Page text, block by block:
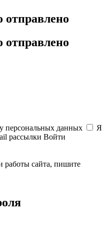
персональных данных
Я
рассылки Войти
работы сайта, пишите